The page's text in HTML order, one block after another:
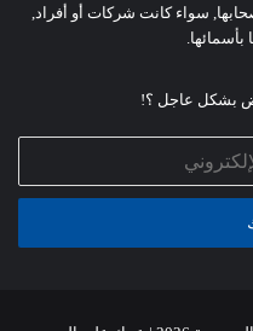
سواء كانت شركات أو أفراد,
بأسمائها.
بشكل عاجل ؟!